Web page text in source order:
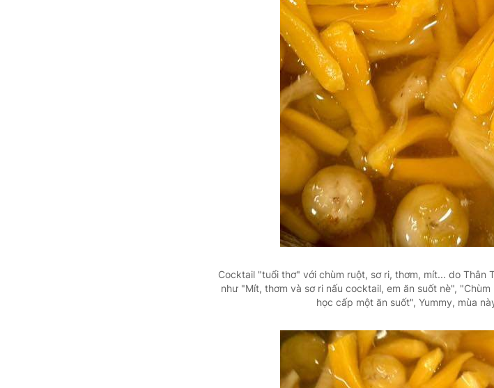
Cocktail "tuổi thơ" với chùm ruột, sơ ri, thơm, mít... do Thân
như "Mít, thơm và sơ ri nấu cocktail, em ăn suốt nè",
học cấp một ăn suốt", Yummy, mùa